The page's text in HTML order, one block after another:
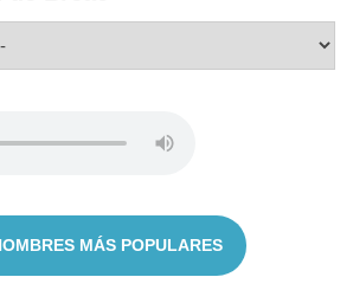
MÁS POPULARES